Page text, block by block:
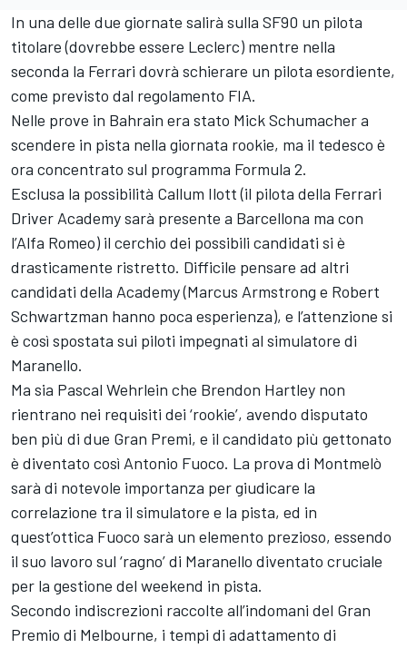
In una delle due giornate salirà sulla SF90 un pilota
titolare (dovrebbe essere Leclerc) mentre nella
seconda la Ferrari dovrà schierare un pilota esordiente,
come previsto dal regolamento FIA.
Nelle prove in Bahrain era stato Mick Schumacher a
scendere in pista nella giornata rookie, ma il tedesco è
ora concentrato sul programma Formula 2.
Esclusa la possibilità Callum Ilott (il pilota della Ferrari
Driver Academy sarà presente a Barcellona ma con
l’Alfa Romeo) il cerchio dei possibili candidati si è
drasticamente ristretto. Difficile pensare ad altri
candidati della Academy (Marcus Armstrong e Robert
Schwartzman hanno poca esperienza), e l’attenzione si
è così spostata sui piloti impegnati al simulatore di
Maranello.
Ma sia Pascal Wehrlein che Brendon Hartley non
rientrano nei requisiti dei ‘rookie’, avendo disputato
ben più di due Gran Premi, e il candidato più gettonato
è diventato così Antonio Fuoco. La prova di Montmelò
sarà di notevole importanza per giudicare la
correlazione tra il simulatore e la pista, ed in
quest’ottica Fuoco sarà un elemento prezioso, essendo
il suo lavoro sul ‘ragno’ di Maranello diventato cruciale
per la gestione del weekend in pista.
Secondo indiscrezioni raccolte all’indomani del Gran
Premio di Melbourne, i tempi di adattamento di